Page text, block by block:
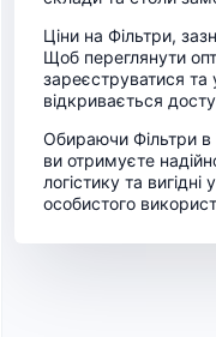
Ціни на Фільтри,
Щоб переглянути
зареєструватися та
відкривається
Обираючи Фільтри в
ви отримуєте
логістику та
особистого